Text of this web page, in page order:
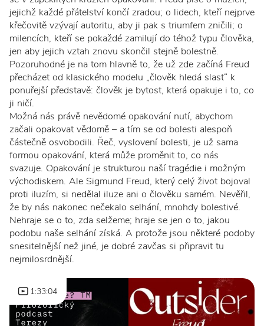
jejichž každé přátelství končí zradou; o lidech, kteří nejprve
křečovitě vzývají autoritu, aby ji pak s triumfem zničili; o
milencích, kteří se pokaždé zamilují do téhož typu člověka,
jen aby jejich vztah znovu skončil stejně bolestně.
Pozoruhodné je na tom hlavně to, že už zde začíná Freud
přecházet od klasického modelu „člověk hledá slast“ k
ponuřejší představě: člověk je bytost, která opakuje i to, co
ji ničí.
Možná nás právě nevědomé opakování nutí, abychom
začali opakovat vědomě – a tím se od bolesti alespoň
částečně osvobodili. Řeč, vyslovení bolesti, je už sama
formou opakování, která může proměnit to, co nás
svazuje. Opakování je strukturou naší tragédie i možným
východiskem. Ale Sigmund Freud, který celý život bojoval
proti iluzím, si nedělal iluze ani o člověku samém. Nevěřil,
že by nás nakonec nečekalo selhání, mnohdy bolestivé.
Nehraje se o to, zda selžeme; hraje se jen o to, jakou
podobu naše selhání získá. A protože jsou některé podoby
snesitelnější než jiné, je dobré zavčas si připravit tu
nejmilosrdnější.
1:33:04